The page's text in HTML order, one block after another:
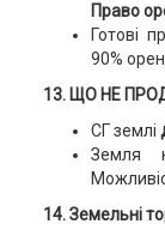
Право
Готові
90%
13. ЩО НЕ
СГ землі
Земля
14. Земельні